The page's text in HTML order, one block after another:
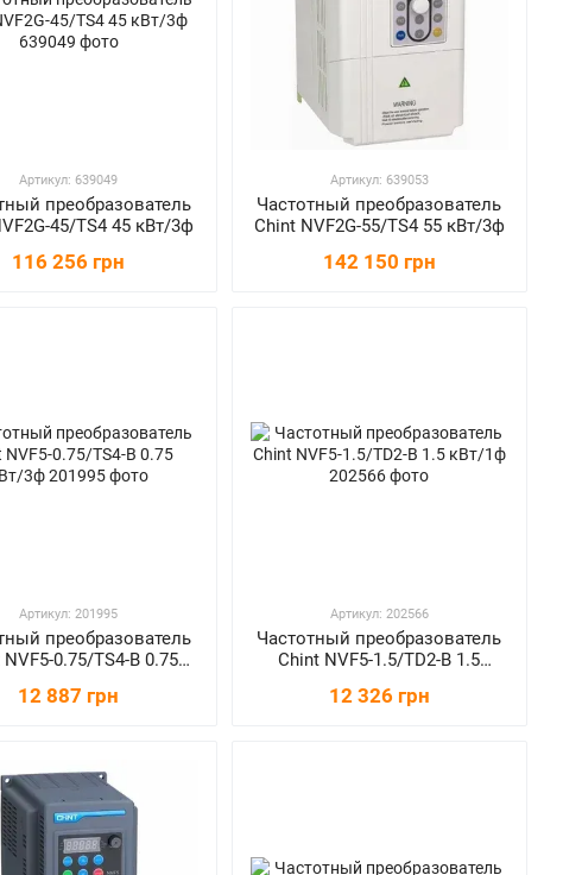
Артикул: 639049
преобразователь
45/TS4 45 кВт/3ф
116 256 грн
Артикул: 639053
Частотный преобразователь
Chint NVF2G-55/TS4 55 кВт/3ф
142 150 грн
Артикул: 201995
преобразователь
0.75/TS4-B 0.75
12 887 грн
Артикул: 202566
Частотный преобразователь
Chint NVF5-1.5/TD2-B 1.5
12 326 грн